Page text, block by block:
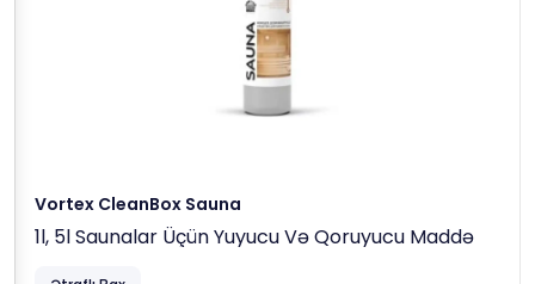
Vortex CleanBox Sauna
1l, 5l Saunalar Üçün Yuyucu Və Qoruyucu Maddə